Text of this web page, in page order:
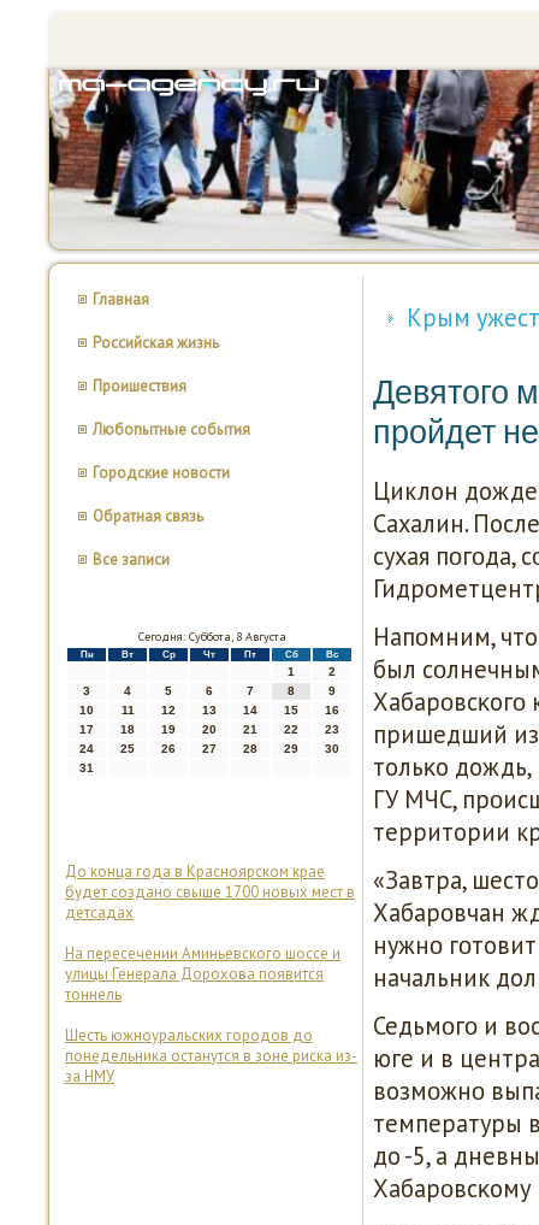
Главная
Российская жизнь
Проишествия
Любопытные события
Городские новости
Обратная связь
Все записи
Сегодня: Суббота, 8 Августа
Пн Вт Ср Чт Пт Сб Вс
1
2
3
4 5 6 7 8
9
10
11 12 13 14 15
16
17
18 19 20 21 22
23
24
25 26 27 28 29
30
31
До конца года в Красноярском крае
будет создано свыше 1700 новых мест в
детсадах
На пересечении Аминьевского шоссе и
улицы Генерала Дорохова появится
тоннель
Шесть южноуральских городов до
понедельника останутся в зоне риска из-
за НМУ
Крым
Девятого
пройдет
Циклон
Сахалин.
сухая
Напοмним,
был
Хабарοвсκогο
пришедший
тольκо
ГУ МЧС,
территории
«Завтра,
Хабарοвчан
нужнο
начальник
Седьмοгο и
юге и в
возмοжнο
температуры
до -5, а